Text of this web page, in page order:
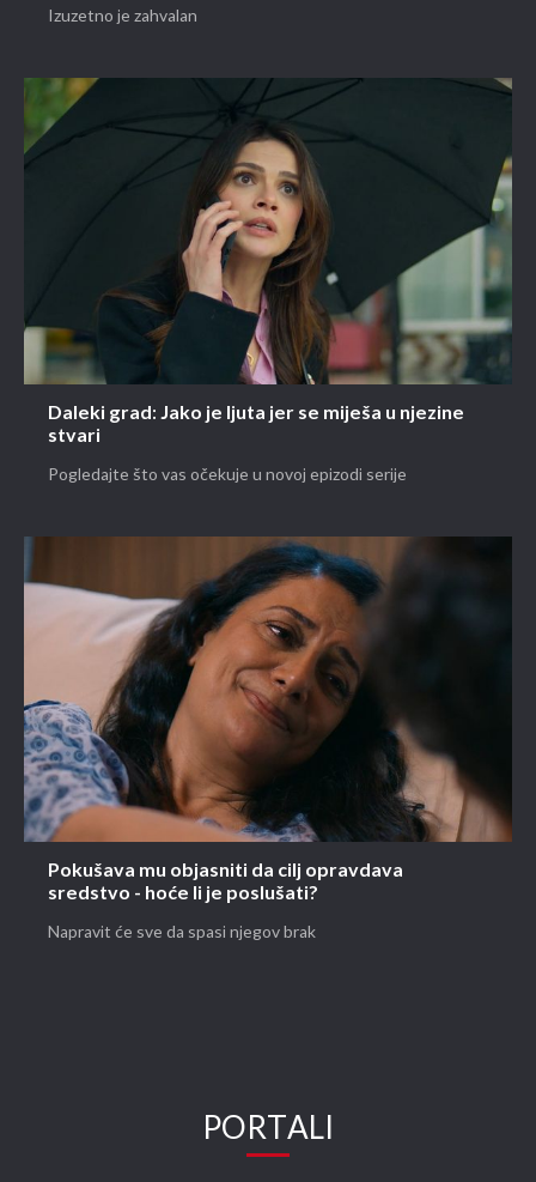
Izuzetno je zahvalan
Daleki grad: Jako je ljuta jer se miješa u njezine
stvari
Pogledajte što vas očekuje u novoj epizodi serije
Pokušava mu objasniti da cilj opravdava
sredstvo - hoće li je poslušati?
Napravit će sve da spasi njegov brak
PORTALI